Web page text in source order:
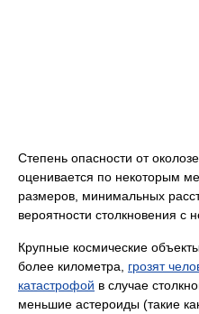
Степень опасности от
оценивается по некоторым
размеров, минимальных
вероятности столкновения с
Крупные космические
более километра, грозят
катастрофой в случае
меньшие астероиды (такие